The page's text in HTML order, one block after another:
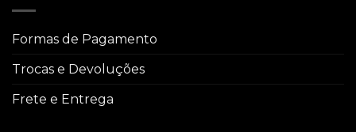
Formas de Pagamento
Trocas e Devoluções
Frete e Entrega